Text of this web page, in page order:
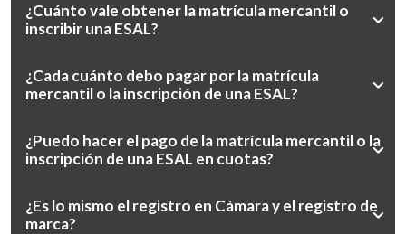
¿Cuánto vale obtener la matrícula mercantil o
inscribir una ESAL?
¿Cada cuánto debo pagar por la matrícula
mercantil o la inscripción de una ESAL?
¿Puedo hacer el pago de la matrícula mercantil o la
inscripción de una ESAL en cuotas?
¿Es lo mismo el registro en Cámara y el registro de
marca?